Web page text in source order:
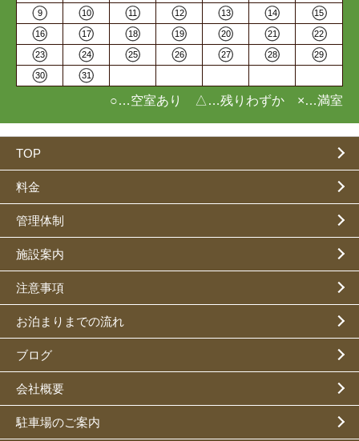
9 10 11 12 13 14 15
16 17 18 19 20 21 22
23 24 25 26 27 28 29
30 31
○…空室あり △…残りわずか ×…満室
TOP
料金
管理体制
施設案内
注意事項
お泊まりまでの流れ
ブログ
会社概要
駐車場のご案内